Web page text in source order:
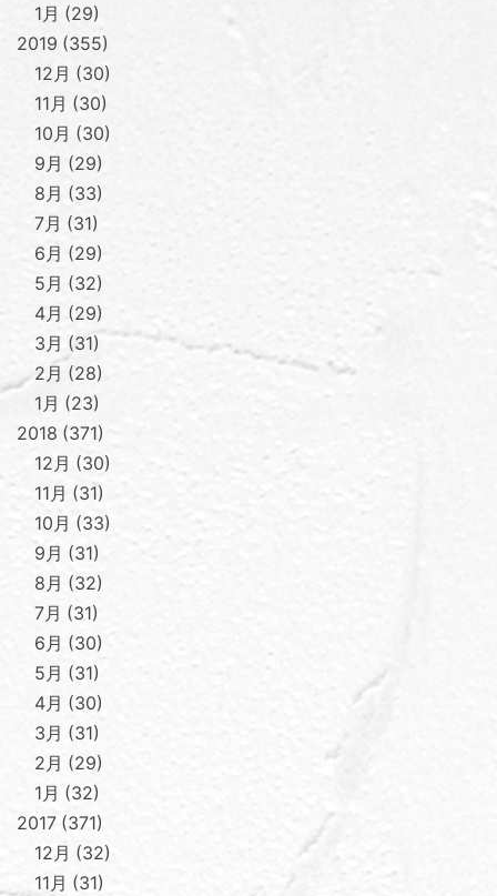
1月
29
2019 355
12月
30
11月
30
10月
30
9月
29
8月
33
7月
31
6月
29
5月
32
4月
29
3月
31
2月
28
1月
23
2018 371
12月
30
11月
31
10月
33
9月
31
8月
32
7月
31
6月
30
5月
31
4月
30
3月
31
2月
29
1月
32
2017 371
12月
32
11月
31